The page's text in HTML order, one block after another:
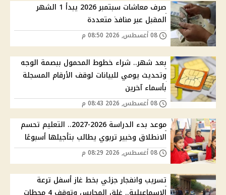
صرف معاشات سبتمبر 2026 يبدأ 1 الشهر
المقبل عبر منافذ متعددة
بعد شهر.. شراء خطوط المحمول ببصمة الوجه
وتحديث يومي للبيانات لوقف الأرقام المسجلة
بأسماء آخرين
موعد بدء الدراسة 2026-2027.. التعليم تحسم
الانطلاق وخبير تربوي يطالب بتأجيلها أسبوعًا
تسريب وانفجار جزئي بخط غاز أسفل ترعة